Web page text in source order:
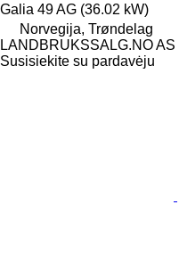
Galia 49 AG (36.02 kW)
Norvegija, Trøndelag
LANDBRUKSSALG.NO AS
Susisiekite su pardavėju